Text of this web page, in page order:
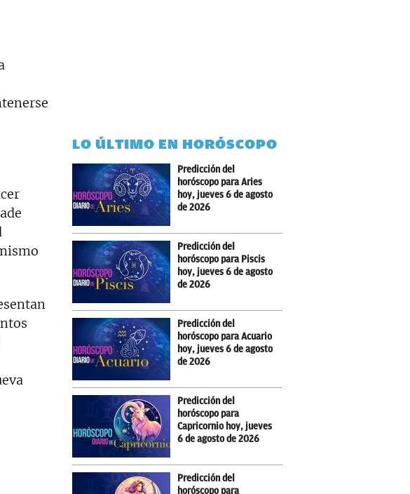
LO ÚLTIMO EN HORÓSCOPO
Predicción del
horóscopo para Aries
hoy, jueves 6 de agosto
de 2026
Predicción del
horóscopo para Piscis
hoy, jueves 6 de agosto
de 2026
Predicción del
horóscopo para Acuario
hoy, jueves 6 de agosto
de 2026
Predicción del
horóscopo para
Capricornio hoy, jueves
6 de agosto de 2026
Predicción del
horóscopo para